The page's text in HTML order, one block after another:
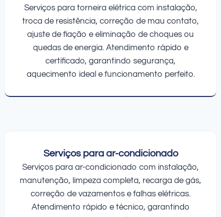
Serviços para torneira elétrica com instalação,
troca de resistência, correção de mau contato,
ajuste de fiação e eliminação de choques ou
quedas de energia. Atendimento rápido e
certificado, garantindo segurança,
aquecimento ideal e funcionamento perfeito.
Serviços para ar-condicionado
Serviços para ar-condicionado com instalação,
manutenção, limpeza completa, recarga de gás,
correção de vazamentos e falhas elétricas.
Atendimento rápido e técnico, garantindo